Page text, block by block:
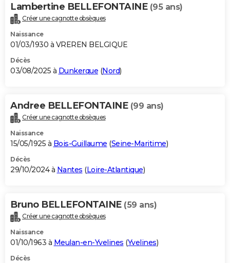
Carte de Noël
Carte Bonne année
Carte Saint-Valentin
Carte Pâques
Carte d'anniversaire
DICTIONNAIRE
Dictionnaire
Biographies
Citations
Expressions
Proverbes
PROGRAMME TV
S'inscrire
Se connecter
Lycées
Collèges
Primaires
Universités
Entreprises
Service militaire
Avis de recherche
AVIS DE DÉCÈS
Bricolage
Lifestyle
Culture
Sport
Auto
Television
Voyage
Cinema
Lambertine BELLEFONTAINE (95 ans)
Créer une cagnotte obsèques
Naissance
01/03/1930 à VREREN BELGIQUE
Décès
03/08/2025 à Dunkerque (Nord)
Andree BELLEFONTAINE (99 ans)
Créer une cagnotte obsèques
Naissance
15/05/1925 à Bois-Guillaume (Seine-Maritime)
Décès
29/10/2024 à Nantes (Loire-Atlantique)
Bruno BELLEFONTAINE (59 ans)
Créer une cagnotte obsèques
Naissance
01/10/1963 à Meulan-en-Yvelines (Yvelines)
Décès